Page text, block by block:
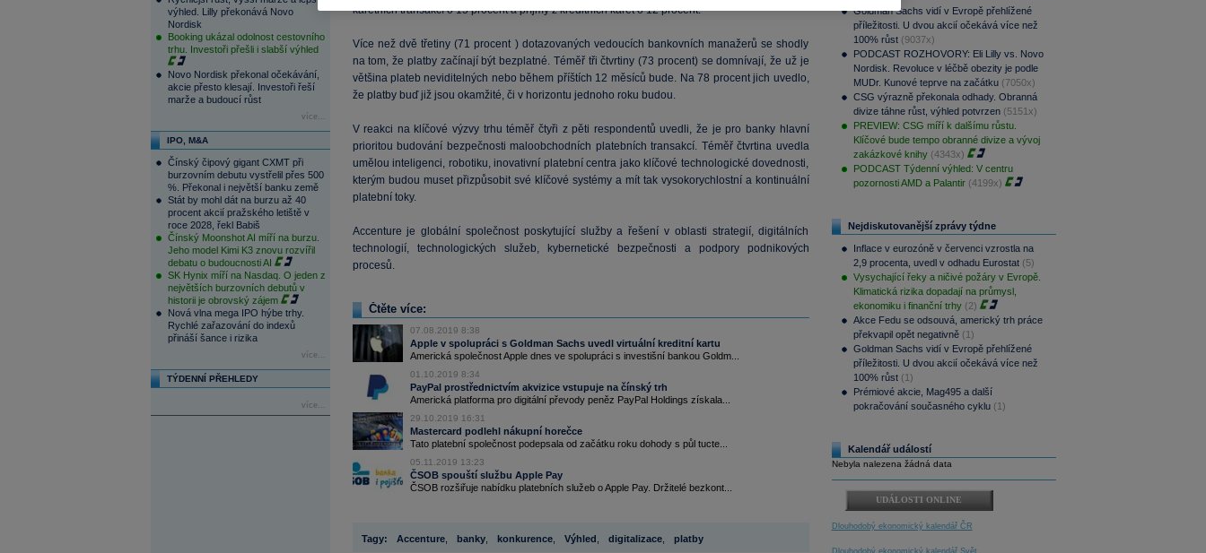
výhled. Lilly překonává Novo
Nordisk
Booking ukázal odolnost cestovního
trhu. Investoři přešli i slabší výhled
Novo Nordisk překonal očekávání,
akcie přesto klesají. Investoři řeší
marže a budoucí růst
více...
IPO, M&A
Čínský čipový gigant CXMT při
burzovním debutu vystřelil přes 500
%. Překonal i největší banku země
Stát by mohl dát na burzu až 40
procent akcií pražského letiště v
roce 2028, řekl Babiš
Čínský Moonshot AI míří na burzu.
Jeho model Kimi K3 znovu rozvířil
debatu o budoucnosti AI
SK Hynix míří na Nasdaq. O jeden z
největších burzovních debutů v
historii je obrovský zájem
Nová vlna mega IPO hýbe trhy.
Rychlé zařazování do indexů
přináší šance i rizika
více...
TÝDENNÍ PŘEHLEDY
více...
karetních transakcí o 15 procent a příjmy z kreditních karet o 12 procent.
Více než dvě třetiny (71 procent ) dotazovaných vedoucích bankovních manažerů se shodly
na tom, že platby začínají být bezplatné. Téměř tři čtvrtiny (73 procent) se domnívají, že už je
většina plateb neviditelných nebo během příštích 12 měsíců bude. Na 78 procent jich uvedlo,
že platby buď již jsou okamžité, či v horizontu jednoho roku budou.
V reakci na klíčové výzvy trhu téměř čtyři z pěti respondentů uvedli, že je pro banky hlavní
prioritou budování bezpečnosti maloobchodních platebních transakcí. Téměř čtvrtina uvedla
umělou inteligenci, robotiku, inovativní platební centra jako klíčové technologické dovednosti,
kterým budou muset přizpůsobit své klíčové systémy a mít tak vysokorychlostní a kontinuální
platební toky.
Accenture je globální společnost poskytující služby a řešení v oblasti strategií, digitálních
technologií, technologických služeb, kybernetické bezpečnosti a podpory podnikových
procesů.
Čtěte více:
07.08.2019 8:38
Apple v spolupráci s Goldman Sachs uvedl virtuální kreditní kartu
Americká společnost Apple dnes ve spolupráci s investišní bankou Goldm...
01.10.2019 8:34
PayPal prostřednictvím akvizice vstupuje na čínský trh
Americká platforma pro digitální převody peněz PayPal Holdings získala...
29.10.2019 16:31
Mastercard podlehl nákupní horečce
Tato platební společnost podepsala od začátku roku dohody s půl tucte...
05.11.2019 13:23
ČSOB spouští službu Apple Pay
ČSOB rozšiřuje nabídku platebních služeb o Apple Pay. Držitelé bezkont...
Tagy: Accenture, banky, konkurence, Výhled digitalizace, platby
Goldman Sachs vidí v Evropě přehlížené
příležitosti. U dvou akcií očekává více než
100% růst (9037x)
PODCAST ROZHOVORY: Eli Lilly vs. Novo
Nordisk. Revoluce v léčbě obezity je podle
MUDr. Kunové teprve na začátku (7050x)
CSG výrazně překonala odhady. Obranná
divize táhne růst, výhled potvrzen (5151x)
PREVIEW: CSG míří k dalšímu růstu.
Klíčové bude tempo obranné divize a vývoj
zakázkové knihy (4343x)
PODCAST Týdenní výhled: V centru
pozornosti AMD a Palantir (4199x)
Nejdiskutovanější zprávy týdne
Inflace v eurozóně v červenci vzrostla na
2,9 procenta, uvedl v odhadu Eurostat (5)
Vysychající řeky a ničivé požáry v Evropě.
Klimatická rizika dopadají na průmysl,
ekonomiku i finanční trhy (2)
Akce Fedu se odsouvá, americký trh práce
překvapil opět negativně (1)
Goldman Sachs vidí v Evropě přehlížené
příležitosti. U dvou akcií očekává více než
100% růst (1)
Prémiové akcie, Mag495 a další
pokračování současného cyklu (1)
Kalendář událostí
Nebyla nalezena žádná data
UDÁLOSTI ONLINE
Dlouhodobý ekonomický kalendář ČR
Dlouhodobý ekonomický kalendář Svět